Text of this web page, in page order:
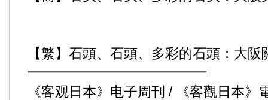
【繁】石頭、石頭、多彩的石頭：大
━━━━━━━━━━━━━
《客观日本》电子周刊 / 《客觀日本》